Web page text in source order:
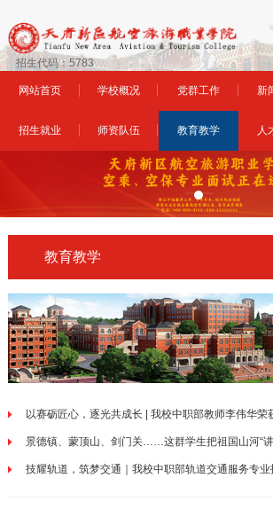
招生代码：5783
网站首页 学校概况 党群工作 新
招生就业 师资队伍 教育教学 人
教育教学
以赛砺匠心，逐光共成长 | 我校中职部教师李伟华荣
例” 景德镇、蒙顶山、剑门关……这群学生把祖国山河“讲
技耀轨道，筑梦交通｜我校中职部轨道交通服务专